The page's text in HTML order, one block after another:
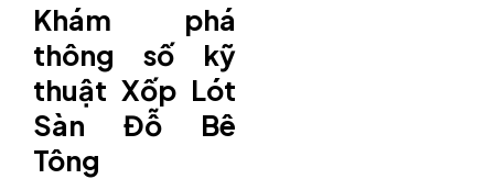
Khám phá
thông số kỹ
thuật Xốp Lót
Sàn Đỗ Bê
Tông